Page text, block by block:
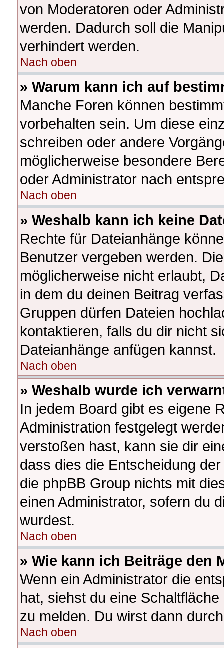
von Moderatoren oder
werden. Dadurch soll die
verhindert werden.
Nach oben
» Warum kann ich auf
Manche Foren können
vorbehalten sein. Um diese
schreiben oder andere
möglicherweise besondere
oder Administrator nach
Nach oben
» Weshalb kann ich keine
Rechte für Dateianhänge
Benutzer vergeben werden.
möglicherweise nicht erlaubt,
in dem du deinen Beitrag
Gruppen dürfen Dateien
kontaktieren, falls du dir nicht
Dateianhänge anfügen kannst.
Nach oben
» Weshalb wurde ich
In jedem Board gibt es eigene
Administration festgelegt
verstoßen hast, kann sie dir
dass dies die Entscheidung
die phpBB Group nichts mit
einen Administrator, sofern du
wurdest.
Nach oben
» Wie kann ich Beiträge den
Wenn ein Administrator die
hat, siehst du eine
zu melden. Du wirst dann
Nach oben